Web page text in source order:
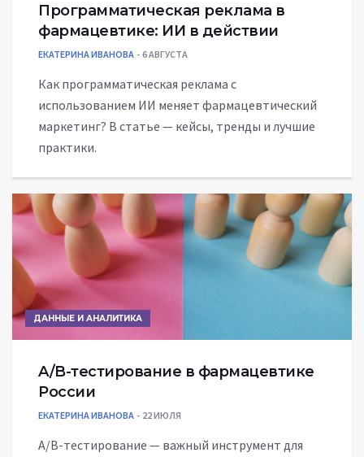
Программатическая реклама в
фармацевтике: ИИ в действии
ЕКАТЕРИНА ИВАНОВА 6 АВГУСТА
Как программатическая реклама с
использованием ИИ меняет фармацевтический
маркетинг? В статье — кейсы, тренды и лучшие
практики.
ДАННЫЕ И АНАЛИТИКА
A/B-тестирование в фармацевтике
России
ЕКАТЕРИНА ИВАНОВА 22 ИЮЛЯ
A/B-тестирование — важный инструмент для